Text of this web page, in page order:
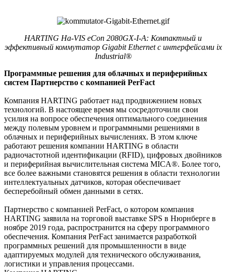
HARTING Ha-VIS eCon 2080GX-I-A: Компактный и
эффективный коммутатор Gigabit Ethernet с интерфейсами ix
Industrial®
Программные решения для облачных и периферийных
систем Партнерство с компанией PerFact
Компания HARTING работает над продвижением новых
технологий. В настоящее время мы сосредоточили свои
усилия на вопросе обеспечения оптимального соединения
между полевым уровнем и программными решениями в
облачных и периферийных вычислениях. В этом ключе
работают решения компании HARTING в области
радиочастотной идентификации (RFID), цифровых двойников
и периферийная вычислительная система MICA®. Более того,
все более важными становятся решения в области технологии
интеллектуальных датчиков, которая обеспечивает
бесперебойный обмен данными в сетях.
Партнерство с компанией PerFact, о котором компания
HARTING заявила на торговой выставке SPS в Нюрнберге в
ноябре 2019 года, распространится на сферу программного
обеспечения. Компания PerFact занимается разработкой
программных решений для промышленности в виде
адаптируемых модулей для технического обслуживания,
логистики и управления процессами.